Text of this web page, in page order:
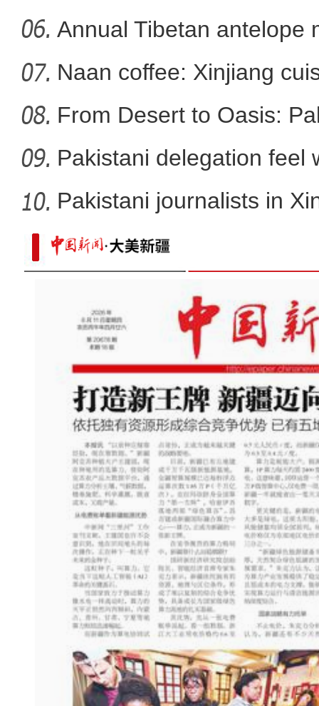
新疆“富贵小羊”全网爆火
Annual Tibetan antelope
Naan coffee: Xinjiang
From Desert to Oasis:
Pakistani delegation feel
developm
Pakistani journalists in